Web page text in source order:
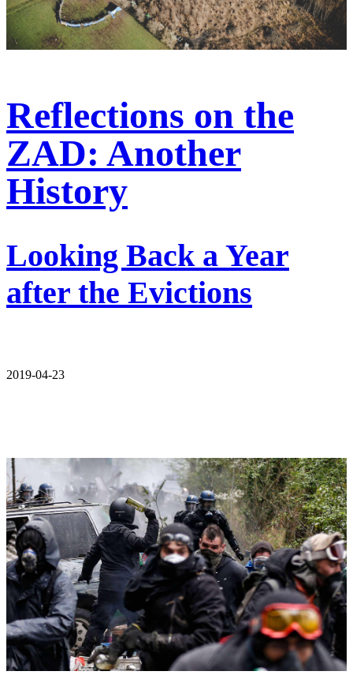
Reflections on the
ZAD: Another
History
Looking Back a Year
after the Evictions
2019-04-23